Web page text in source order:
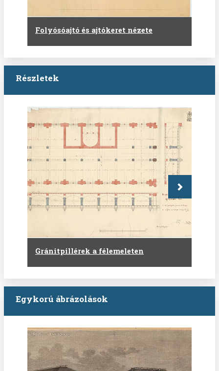
Folyósóajtó és ajtókeret nézete
Részletek
Gránitpillérek a félemeleten
Következő
Egykorú ábrázolások